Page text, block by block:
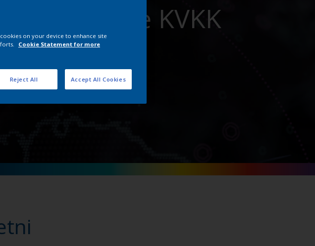
ve KVKK
on your device to enhance site
Cookie Statement for more
Reject All Accept All Cookies